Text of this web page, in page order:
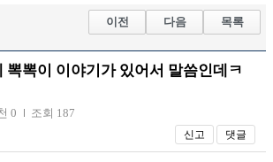
자유사진 군사/무기
이전 다음 목록
뽁뽁이 이야기가 있어서 말씀인데ㅋ
0
조회 187
신고 댓글